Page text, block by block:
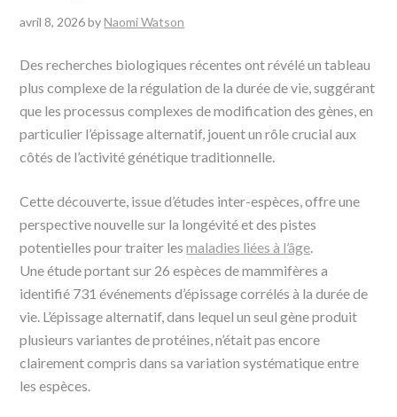
avril 8, 2026byNaomi Watson
Des recherches biologiques récentes ont révélé un tableau
plus complexe de la régulation de la durée de vie, suggérant
que les processus complexes de modification des gènes, en
particulier l’épissage alternatif, jouent un rôle crucial aux
côtés de l’activité génétique traditionnelle.
Cette découverte, issue d’études inter-espèces, offre une
perspective nouvelle sur la longévité et des pistes
potentielles pour traiter lesmaladies liées à l’âge.
Une étude portant sur 26 espèces de mammifères a
identifié 731 événements d’épissage corrélés à la durée de
vie. L’épissage alternatif, dans lequel un seul gène produit
plusieurs variantes de protéines, n’était pas encore
clairement compris dans sa variation systématique entre
les espèces.